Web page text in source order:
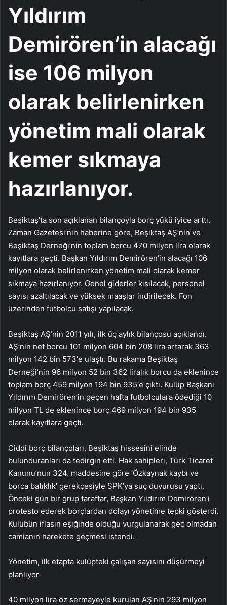
Yıldırım
Demirören’in alacağı
ise 106 milyon
olarak belirlenirken
yönetim mali olarak
kemer sıkmaya
hazırlanıyor.
Beşiktaş’ta son açıklanan bilançoyla borç yükü iyice arttı.
Zaman Gazetesi’nin haberine göre, Beşiktaş AŞ’nin ve
Beşiktaş Derneği’nin toplam borcu 470 milyon lira olarak
kayıtlara geçti. Başkan Yıldırım Demirören’in alacağı 106
milyon olarak belirlenirken yönetim mali olarak kemer
sıkmaya hazırlanıyor. Genel giderler kısılacak, personel
sayısı azaltılacak ve yüksek maaşlar indirilecek. Fon
üzerinden futbolcu satışı yapılacak.
Beşiktaş AŞ’nin 2011 yılı, ilk üç aylık bilançosu açıklandı.
AŞ’nin net borcu 101 milyon 604 bin 208 lira artarak 363
milyon 142 bin 573′e ulaştı. Bu rakama Beşiktaş
Derneği’nin 96 milyon 52 bin 362 liralık borcu da eklenince
toplam borç 459 milyon 194 bin 935′e çıktı. Kulüp Başkanı
Yıldırım Demirören’in geçen hafta futbolculara ödediği 10
milyon TL de eklenince borç 469 milyon 194 bin 935
olarak kayıtlara geçti.
Ciddi borç bilançoları, Beşiktaş hissesini elinde
bulunduranları da tedirgin etti. Hak sahipleri, Türk Ticaret
Kanunu’nun 324. maddesine göre ‘Özkaynak kaybı ve
borca batıklık’ gerekçesiyle SPK’ya suç duyurusu yaptı.
Önceki gün bir grup taraftar, Başkan Yıldırım Demirören’i
protesto ederek borçlardan dolayı yönetime tepki gösterdi.
Kulübün iflasın eşiğinde olduğu vurgulanarak geç olmadan
camianın harekete geçmesi istendi.
Yönetim, ilk etapta kulüpteki çalışan sayısını düşürmeyi
planlıyor
40 milyon lira öz sermayeyle kurulan AŞ’nin 293 milyon